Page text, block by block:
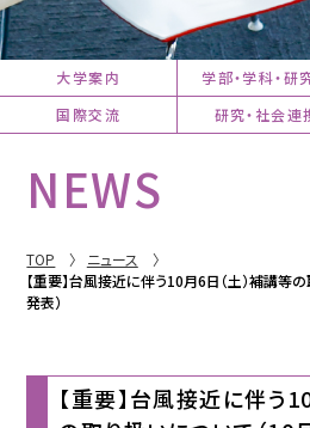
大学案内 学部・学科・研
国際交流
研究・社会連
NEWS
TOP
ニュース
【重要】台風接近に伴う10月6日（土）補講等
発表）
【重要】台風接近に伴う